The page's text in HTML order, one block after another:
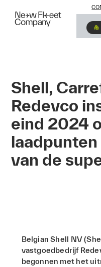
Shell,
Redevco
eind 2024
van de
Belgian Shell NV
vastgoedbedrijf
begonnen met het